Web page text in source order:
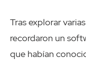
Tras explorar
recordaron un
que habían